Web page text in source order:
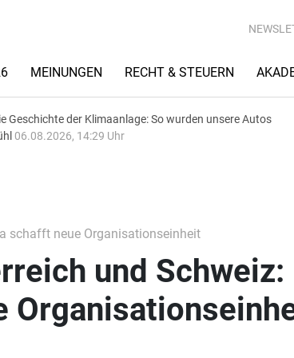
MEINUNGEN RECHT & STEUERN
Geschichte der Klimaanlage: So wurden unsere Autos
06.08.2026, 14:29 Uhr
schafft neue Organisationseinheit
und Schweiz: